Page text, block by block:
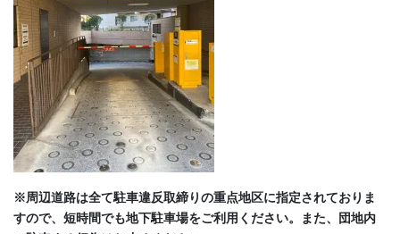
※周辺道路は全て駐車違反取締りの重点地区に指定されておりま
すので、短時間でも地下駐車場をご利用ください。また、団地内